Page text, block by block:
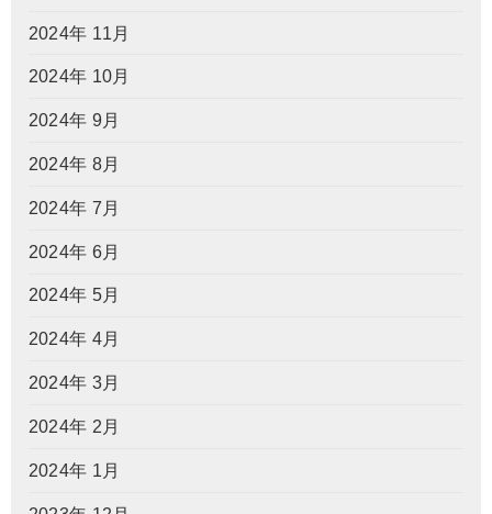
2024年 11月
2024年 10月
2024年 9月
2024年 8月
2024年 7月
2024年 6月
2024年 5月
2024年 4月
2024年 3月
2024年 2月
2024年 1月